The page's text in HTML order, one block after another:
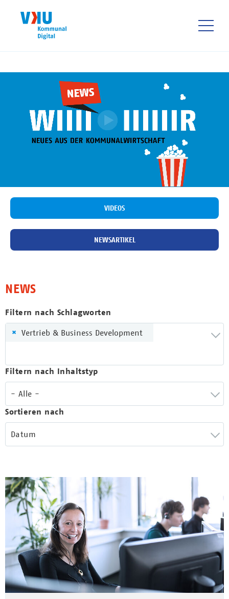
VIDEOS
NEWSARTIKEL
NEWS
Filtern nach Schlagworten
× Vertrieb & Business Development
Filtern nach Inhaltstyp
- Alle -
Sortieren nach
Datum